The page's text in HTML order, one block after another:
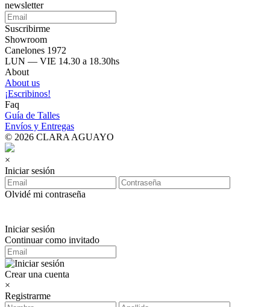
newsletter
Suscribirme
Showroom
Canelones 1972
LUN — VIE 14.30 a 18.30hs
About
About us
¡Escribinos!
Faq
Guía de Talles
Envíos y Entregas
© 2026 CLARA AGUAYO
×
Iniciar sesión
Olvidé mi contraseña
Iniciar sesión
Continuar como invitado
Crear una cuenta
×
Registrarme